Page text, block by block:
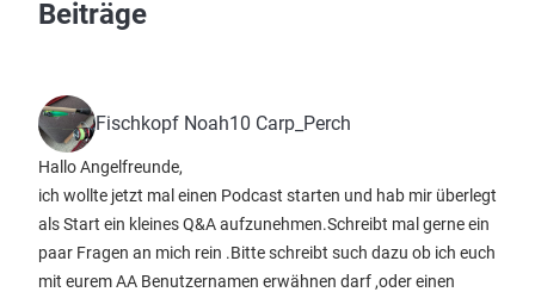
Beiträge
Fischkopf Noah10 Carp_Perch
Hallo Angelfreunde,
ich wollte jetzt mal einen Podcast starten und hab mir überlegt
als Start ein kleines Q&A aufzunehmen.Schreibt mal gerne ein
paar Fragen an mich rein .Bitte schreibt such dazu ob ich euch
mit eurem AA Benutzernamen erwähnen darf ,oder einen